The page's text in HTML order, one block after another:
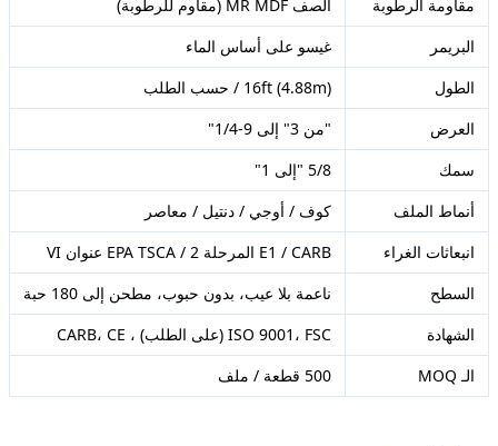
مقاومة الرطوبة
الصف MR MDF (مقاوم للرطوبة)
البريمر
غيسو على أساس الماء
الطول
16ft (4.88m) / حسب الطلب
العرض
"من 3" إلى 9-1/4"
سمك
5/8 "إلى 1"
أنماط الملف
كوف / أوجي / دنتيل / معاصر
انبعاثات الغراء
E1 / CARB المرحلة 2 / EPA TSCA عنوان VI
السطح
ناعمة بلا عيب، بدون حبوب، مطحن إلى 180 حبة
الشهادة
ISO 9001، FSC (على الطلب) ، CARB، CE
الـ MOQ
500 قطعة / ملف